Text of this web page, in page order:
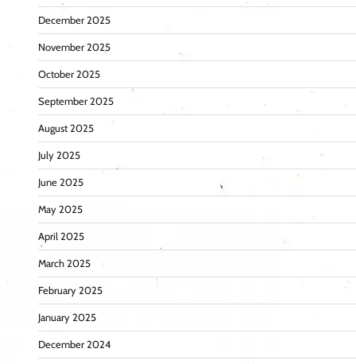
December 2025
November 2025
October 2025
September 2025
August 2025
July 2025
June 2025
May 2025
April 2025
March 2025
February 2025
January 2025
December 2024